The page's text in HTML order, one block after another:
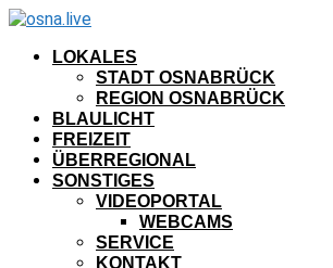
LOKALES
STADT OSNABRÜCK
REGION OSNABRÜCK
BLAULICHT
FREIZEIT
ÜBERREGIONAL
SONSTIGES
VIDEOPORTAL
WEBCAMS
SERVICE
KONTAKT